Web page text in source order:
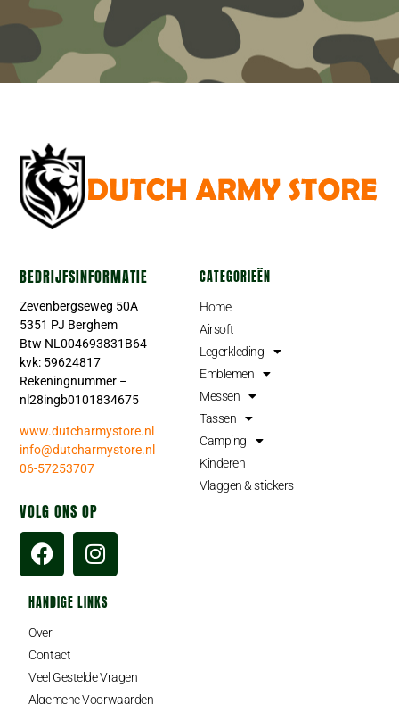
BEDRIJFSINFORMATIE
Zevenbergseweg 50A
5351 PJ Berghem
Btw NL004693831B64
kvk: 59624817
Rekeningnummer –
nl28ingb0101834675
www.dutcharmystore.nl
info@dutcharmystore.nl
06-57253707
VOLG ONS OP
CATEGORIEËN
Home
Airsoft
Legerkleding
Emblemen
Messen
Tassen
Camping
Kinderen
Vlaggen & stickers
HANDIGE LINKS
Over
Contact
Veel Gestelde Vragen
Algemene Voorwaarden